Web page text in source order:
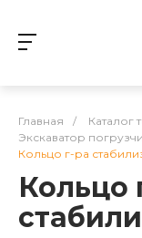
Главная / Каталог
Экскаватор
Кольцо г-ра
Кольцо